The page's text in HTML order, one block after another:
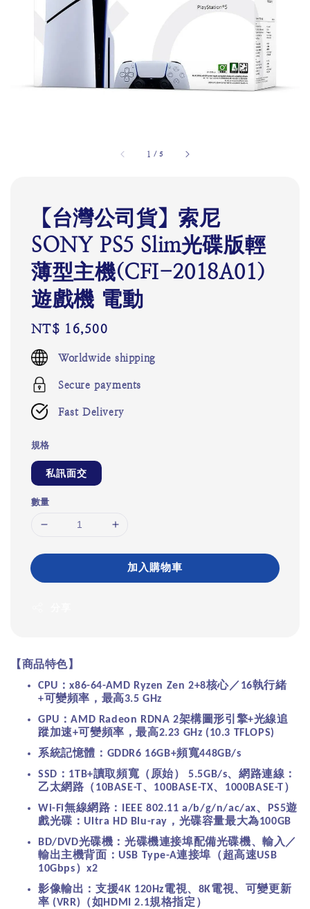
1 /5
【台灣公司貨】索尼
SONY PS5 Slim光碟版輕
薄型主機(CFI-2018A01)
遊戲機 電動
Regular
price
NT$ 16,500
Worldwide shipping
Secure payments
Fast Delivery
規格
私訊面交
數量
加入購物車
【商品特色】
CPU ：x86-64-AMD Ryzen Zen 2+8核心／ 16執行緒
+可變頻率，最高3.5 GHz
GPU ：AMD Radeon RDNA 2架構圖形引擎+光線追
蹤加速+可變頻率，最高2.23 GHz (10.3 TFLOPS)
系統記憶體： GDDR6 16GB+頻寬448GB/s
SSD ： 1TB+讀取頻寬（原始） 5.5GB/s、網路連線：
乙太網路（10BASE-T、 100BASE-TX、 1000BASE-T）
Wi-Fi無線網路： IEEE 802.11 a/b/g/n/ac/ax、 PS5遊
戲光碟： Ultra HD Blu-ray ，光碟容量最大為100GB
BD/DVD光碟機：光碟機連接埠配備光碟機、輸入／
輸出主機背面： USB Type-A連接埠（超高速USB
10Gbps）x2
影像輸出：支援4K 120Hz電視、 8K電視、可變更新
率 (VRR) （如 HDMI 2.1規格指定）